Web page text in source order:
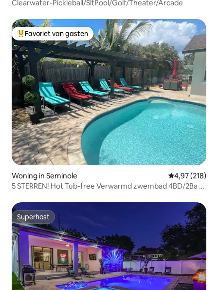
Clearwater-Pickleball/SltPool/Golf/Theater/Arcade
Topfavoriet van gasten
Favoriet van gasten
Woning in Seminole Gemiddelde
4,97 (218)
5 STERREN! Hot Tub-free Verwarmd zwembad 4BD/2Ba 2
Superhost
Superhost